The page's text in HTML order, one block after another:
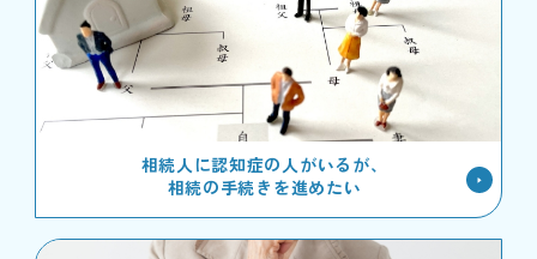
相続人に認知症の人がいるが、
相続の手続きを進めたい